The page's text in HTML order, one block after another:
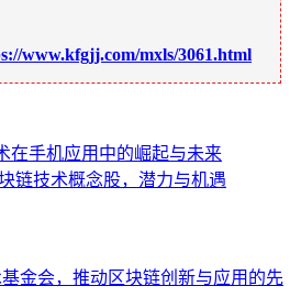
www.kfgjj.com/mxls/3061.html
在手机应用中的崛起与未来
链技术概念股，潜力与机遇
金会，推动区块链创新与应用的先